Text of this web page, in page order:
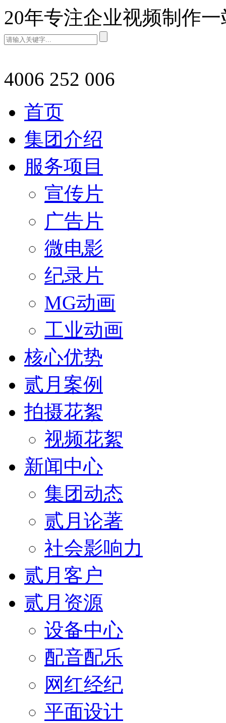
20年专注企业视频制作
4006 252 006
首页
集团介绍
服务项目
宣传片
广告片
微电影
纪录片
MG动画
工业动画
核心优势
贰月案例
拍摄花絮
视频花絮
新闻中心
集团动态
贰月论著
社会影响力
贰月客户
贰月资源
设备中心
配音配乐
网红经纪
平面设计